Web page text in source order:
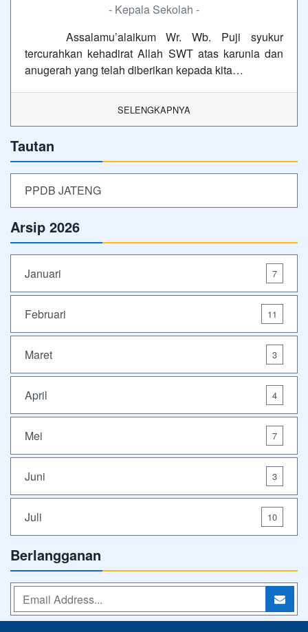
- Kepala Sekolah -
Assalamu’alaikum Wr. Wb. Puji syukur
tercurahkan kehadirat Allah SWT atas karunia dan
anugerah yang telah diberikan kepada kita…
SELENGKAPNYA
Tautan
PPDB JATENG
Arsip 2026
Januari 7
Februari 11
Maret 3
April 4
Mei 7
Juni 3
Juli 10
Berlangganan